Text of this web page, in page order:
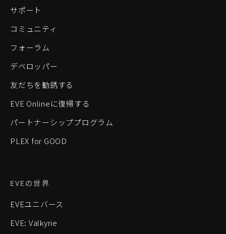
サポート
コミュニティ
フォーラム
デベロッパー
友だちを勧誘する
EVE Onlineに復帰する
パートナーシッププログラム
PLEX for GOOD
EVEの世界
EVEユニバース
EVE: Valkyrie